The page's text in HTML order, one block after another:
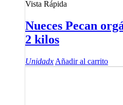
Vista Rápida
Nueces Pecan
2 kilos
Unidadx Añadir al carrito